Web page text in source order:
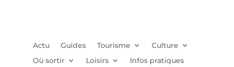
Actu Guides Tourisme
Culture
Où sortir
Loisirs Infos pratiques